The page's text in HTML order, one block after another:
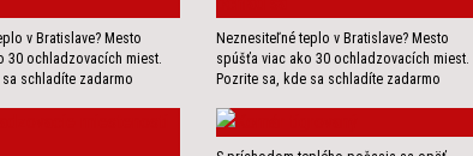
v Bratislave? Mesto
30 ochladzovacích miest.
schladíte zadarmo
Neznesiteľné teplo v Bratislave? Mesto
spúšťa viac ako 30 ochladzovacích miest.
Pozrite sa, kde sa schladíte zadarmo